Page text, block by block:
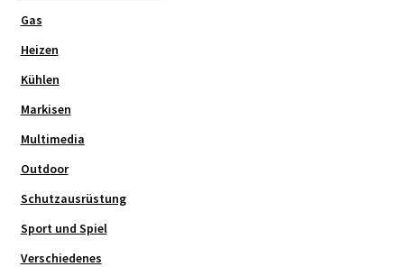
Gas
Heizen
Kühlen
Markisen
Multimedia
Outdoor
Schutzausrüstung
Sport und Spiel
Verschiedenes